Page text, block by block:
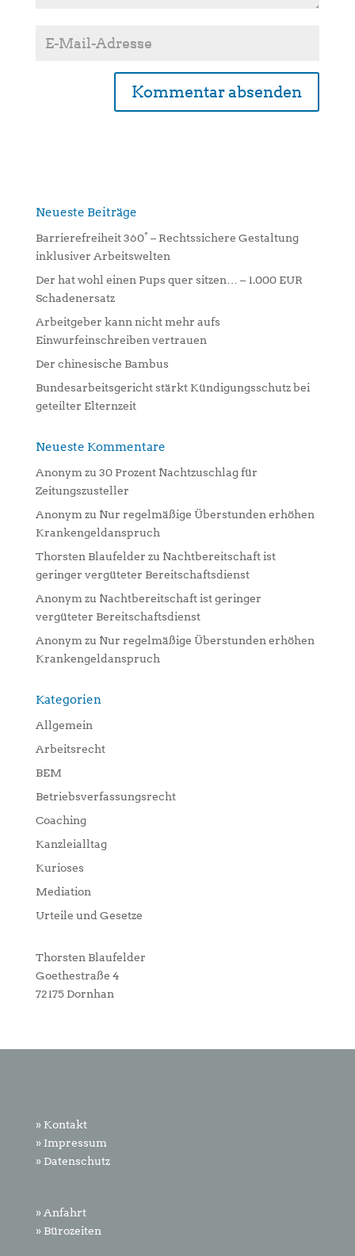
n
t
v
e
:
Neueste Beiträge
Barrierefreiheit 360° – Rechtssichere Gestaltung
inklusiver Arbeitswelten
Der hat wohl einen Pups quer sitzen… – 1.000 EUR
Schadenersatz
Arbeitgeber kann nicht mehr aufs
Einwurfeinschreiben vertrauen
Der chinesische Bambus
Bundesarbeitsgericht stärkt Kündigungsschutz bei
geteilter Elternzeit
Neueste Kommentare
Anonymzu 30 Prozent Nachtzuschlag für
Zeitungszusteller
Anonymzu Nur regelmäßige Überstunden erhöhen
Krankengeldanspruch
Thorsten Blaufelder zu Nachtbereitschaft ist
geringer vergüteter Bereitschaftsdienst
Anonymzu Nachtbereitschaft ist geringer
vergüteter Bereitschaftsdienst
Anonymzu Nur regelmäßige Überstunden erhöhen
Krankengeldanspruch
Kategorien
Allgemein
Arbeitsrecht
BEM
Betriebsverfassungsrecht
Coaching
Kanzleialltag
Kurioses
Mediation
Urteile und Gesetze
Thorsten Blaufelder
Goethestraße 4
72175 Dornhan
» Kontakt
» Impressum
» Datenschutz
» Anfahrt
» Bürozeiten